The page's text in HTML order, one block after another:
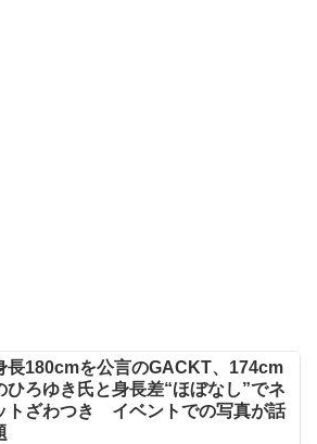
長180cmを公言のGACKT、174cm
ひろゆき氏と身長差“ほぼなし”でネ
トざわつき イベントでの写真が話